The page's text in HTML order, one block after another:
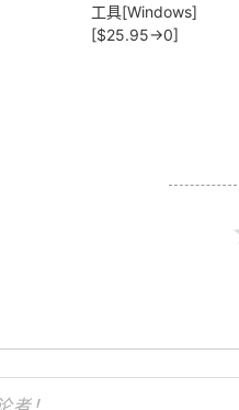
工具[Windows]
[$25.95→0]